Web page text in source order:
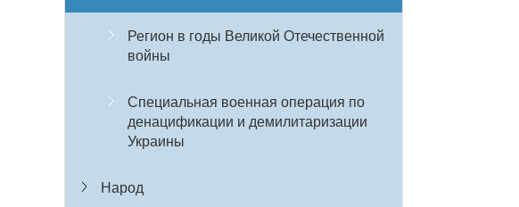
Регион в годы Великой Отечественной
войны
Специальная военная операция по
денацификации и демилитаризации
Украины
Народ